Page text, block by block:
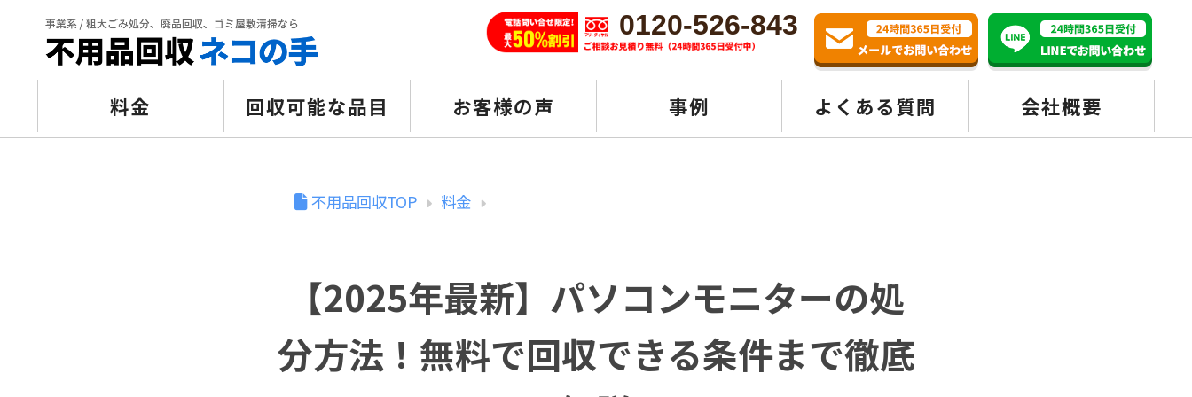
0120-526-843
料金 回収可能な品目 お客様の声 事例 よくある質問 会社概要
不用品回収TOP 料金
【2025年最新】パソコンモニターの処
分方法！無料で回収できる条件まで徹底